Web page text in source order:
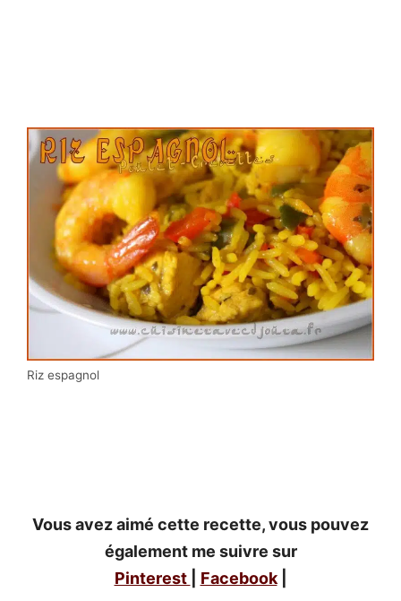
Riz espagnol
Vous avez aimé cette recette, vous pouvez
également me suivre sur
Pinterest
Facebook|